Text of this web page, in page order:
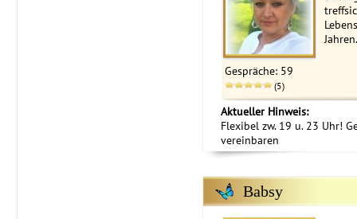
Jahren.
Gespräche: 59
(5)
Aktueller Hinweis:
Flexibel zw. 19 u. 23 Uhr!
vereinbaren
Babsy